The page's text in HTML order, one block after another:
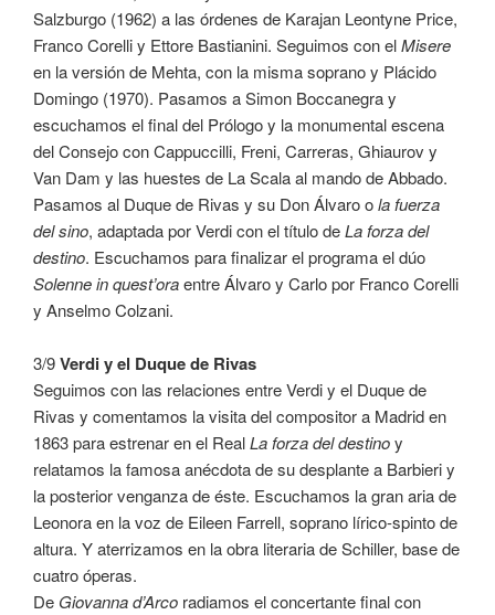
Salzburgo (1962) a las órdenes de Karajan Leontyne Price,
Franco Corelli y Ettore Bastianini. Seguimos con elMisere
en la versión de Mehta, con la misma soprano y Plácido
Domingo (1970). Pasamos a Simon Boccanegra y
escuchamos el final del Prólogo y la monumental escena
del Consejo con Cappuccilli, Freni, Carreras, Ghiaurov y
Van Dam y las huestes de La Scala al mando de Abbado.
Pasamos al Duque de Rivas y su Don Álvaro ola fuerza
del sino, adaptada por Verdi con el título deLa forza del
destino. Escuchamos para finalizar el programa el dúo
Solenne in quest’oraentre Álvaro y Carlo por Franco Corelli
y Anselmo Colzani.
3/9Verdi y el Duque de Rivas
Seguimos con las relaciones entre Verdi y el Duque de
Rivas y comentamos la visita del compositor a Madrid en
1863 para estrenar en el RealLa forza del destinoy
relatamos la famosa anécdota de su desplante a Barbieri y
la posterior venganza de éste. Escuchamos la gran aria de
Leonora en la voz de Eileen Farrell, soprano lírico-spinto de
altura. Y aterrizamos en la obra literaria de Schiller, base de
cuatro óperas.
De Giovanna d’Arco radiamos el concertante final con